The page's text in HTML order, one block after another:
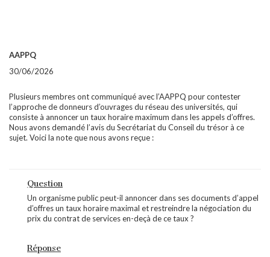
AAPPQ
30/06/2026
Plusieurs membres ont communiqué avec l’AAPPQ pour contester
l’approche de donneurs d’ouvrages du réseau des universités, qui
consiste à annoncer un taux horaire maximum dans les appels d’offres.
Nous avons demandé l’avis du Secrétariat du Conseil du trésor à ce
sujet. Voici la note que nous avons reçue :
Question
Un organisme public peut-il annoncer dans ses documents d’appel
d’offres un taux horaire maximal et restreindre la négociation du
prix du contrat de services en-deçà de ce taux ?
Réponse